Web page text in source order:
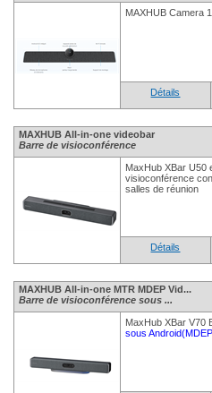
MAXHUB Camera
Détails
MAXHUB All-in-one videobar
Barre de visioconférence
MaxHub XBar U50
visioconférence
salles de réunion
Détails
MAXHUB All-in-one MTR MDEP Vid...
Barre de visioconférence sous ...
MaxHub XBar V70
sous